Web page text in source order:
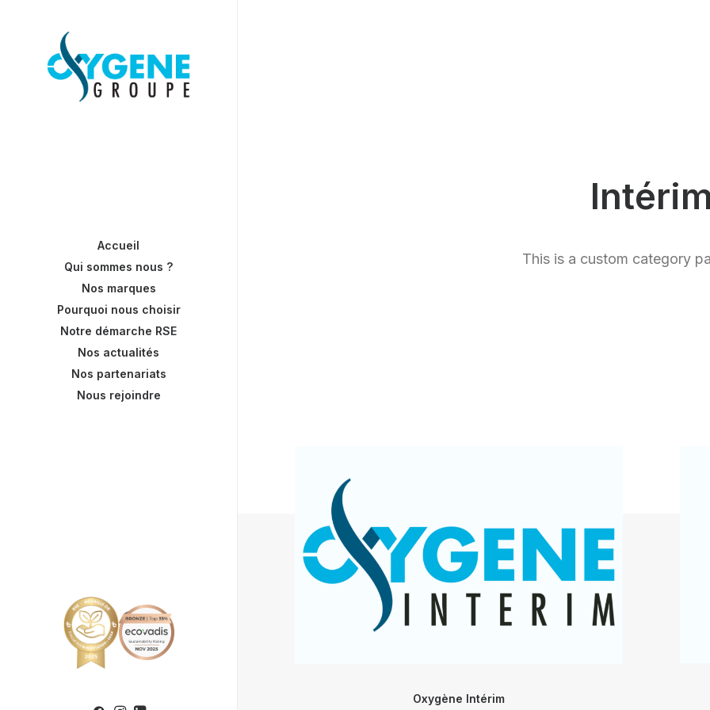
Accueil
Qui sommes nous ?
Nos marques
Pourquoi nous choisir
Notre démarche RSE
Nos actualités
Nos partenariats
Nous rejoindre
This is a custom category
Oxygène Intérim